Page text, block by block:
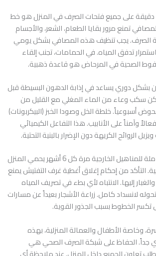
دقيقة على جميع فتحات الصرف في المنزل هو خط
تمنع مرور بقايا الطعام، الشعر، والأجسام
الصرف. يجب تنظيف هذه المصافي بشكل يومي
تدفق المياه. في الحمامات، تجنب إلقاء
الفوط الصحية في المرحاض هو قاعدة ذهبية.
بشكل دوري يساعد في إذابة الدهون البسيطة قبل
سكب وعاء من الماء المغلي مع القليل من
أسبوعياً. خلطة الخل وصودا الخبز (البيكربونات)
وآمناً على الأنابيب. هذا التفاعل الكيميائي
الروائح الكريهة دون الإضرار بالبنية التحتية.
إجراء صيانة دورية شاملة للمناهيل الخارجية مرة كل 6 أشهر يحمي المنزل
التأكد من إحكام إغلاق أغطية غرف التفتيش يمنع
إليها. الانتباه لأي بطء في تصريف المياه
لانسداد كامل. زراعة الأشجار بعيداً عن مسارات
تكسر الخطوط بسبب الجذور القوية.
وخاصة الأطفال والعمالة المنزلية، بهذه
جداً. الحفاظ على شبكة الصرف الصحي هي